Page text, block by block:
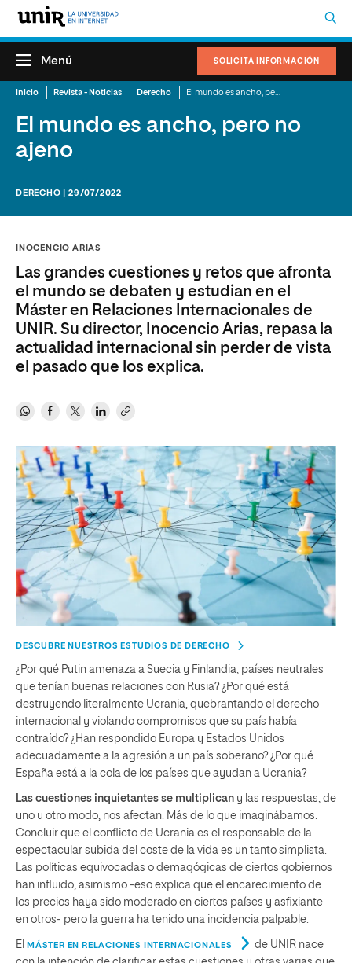
SOLICITA INFORMACIÓN
Menú
Inicio Revista - Noticias Derecho
El mundo es ancho, pero no
ajeno
DERECHO | 29/07/2022
INOCENCIO ARIAS
Las grandes cuestiones y retos que afronta
el mundo se debaten y estudian en el
Máster en Relaciones Internacionales de
UNIR. Su director, Inocencio Arias, repasa la
actualidad internacional sin perder de vista
el pasado que los explica.
DESCUBRE NUESTROS ESTUDIOS DE DERECHO
¿Por qué Putin amenaza a Suecia y Finlandia, países neutrales
que tenían buenas relaciones con Rusia? ¿Por qué está
destruyendo literalmente Ucrania, quebrantando el derecho
internacional y violando compromisos que su país había
contraído? ¿Han respondido Europa y Estados Unidos
adecuadamente a la agresión a un país soberano? ¿Por qué
España está a la cola de los países que ayudan a Ucrania?
Las cuestiones inquietantes se multiplican y las respuestas, de
uno u otro modo, nos afectan. Más de lo que imaginábamos.
Concluir que el conflicto de Ucrania es el responsable de la
espectacular subida del coste de la vida es un tanto simplista.
Las políticas equivocadas o demagógicas de ciertos gobiernos
han influido, asimismo -eso explica que el encarecimiento de
los precios haya sido moderado en ciertos países y asfixiante
en otros- pero la guerra ha tenido una incidencia palpable.
El MÁSTER EN RELACIONES INTERNACIONALES
de UNIR nace